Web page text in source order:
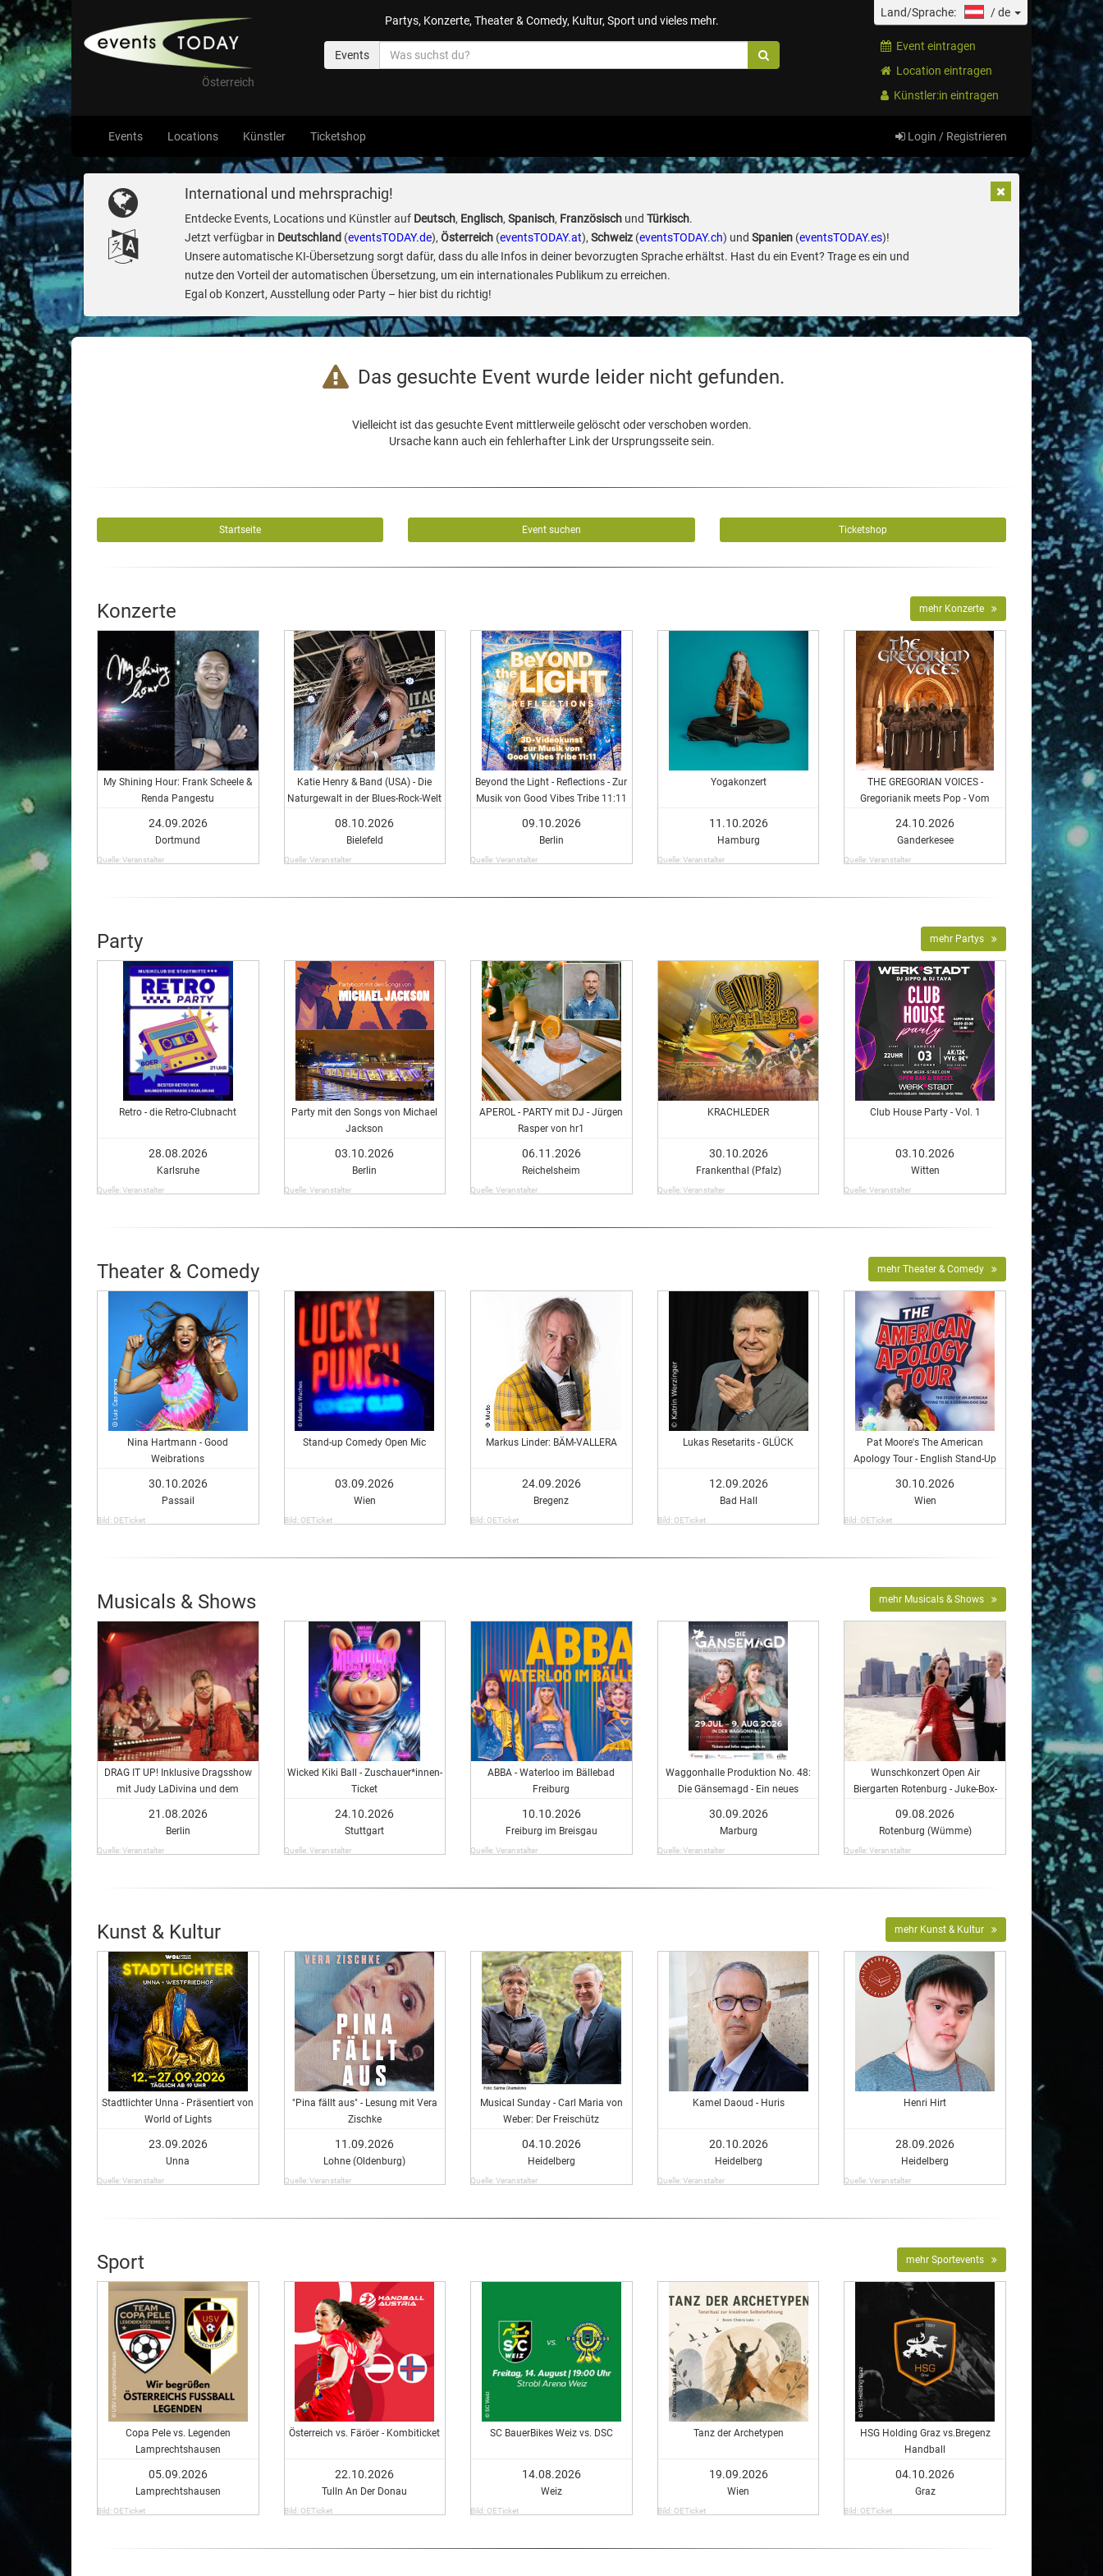
Österreich
Partys, Konzerte, Theater & Comedy, Kultur, Sport und vieles mehr.
Events
Land/Sprache: /de
Event eintragen
Location eintragen
Künstler:in eintragen
Events Locations Künstler Ticketshop Login / Registrieren
International und mehrsprachig!
Entdecke Events, Locations und Künstler auf Deutsch, Englisch, Spanisch, Französischund Türkisch.
Jetzt verfügbar in Deutschland (eventsTODAY.de), Österreich(eventsTODAY.at), Schweiz(eventsTODAY.ch) und Spanien(eventsTODAY.es)!
Unsere automatische KI-Übersetzung sorgt dafür, dass du alle Infos in deiner bevorzugten Sprache erhältst. Hast du ein Event? Trage es ein und
nutze den Vorteil der automatischen Übersetzung, um ein internationales Publikum zu erreichen.
Egal ob Konzert, Ausstellung oder Party – hier bist du richtig!
Das gesuchte Event wurde leider nicht gefunden.
Vielleicht ist das gesuchte Event mittlerweile gelöscht oder verschoben worden.
Ursache kann auch ein fehlerhafter Link der Ursprungsseite sein.
Startseite Event suchen Ticketshop
Konzerte mehr Konzerte
My Shining Hour: Frank Scheele &
Renda Pangestu
24.09.2026
Dortmund
Quelle: Veranstalter
Katie Henry & Band (USA) - Die
Naturgewalt in der Blues-Rock-Welt
08.10.2026
Bielefeld
Quelle: Veranstalter
Beyond the Light - Reflections - Zur
Musik von Good Vibes Tribe 11:11
09.10.2026
Berlin
Quelle: Veranstalter
Yogakonzert
11.10.2026
Hamburg
Quelle: Veranstalter
THE GREGORIAN VOICES -
Gregorianik meets Pop - Vom
24.10.2026
Ganderkesee
Quelle: Veranstalter
Party mehr Partys
Retro - die Retro-Clubnacht
28.08.2026
Karlsruhe
Quelle: Veranstalter
Party mit den Songs von Michael
Jackson
03.10.2026
Berlin
Quelle: Veranstalter
APEROL - PARTY mit DJ - Jürgen
Rasper von hr1
06.11.2026
Reichelsheim
Quelle: Veranstalter
KRACHLEDER
30.10.2026
Frankenthal (Pfalz)
Quelle: Veranstalter
Club House Party - Vol. 1
03.10.2026
Witten
Quelle: Veranstalter
Theater & Comedy mehr Theater & Comedy
Nina Hartmann - Good
Weibrations
30.10.2026
Passail
Bild: OETicket
Stand-up Comedy Open Mic
03.09.2026
Wien
Bild: OETicket
Markus Linder: BÄM-VALLERA
24.09.2026
Bregenz
Bild: OETicket
Lukas Resetarits - GLÜCK
12.09.2026
Bad Hall
Bild: OETicket
Pat Moore's The American
Apology Tour - English Stand-Up
30.10.2026
Wien
Bild: OETicket
Musicals & Shows mehr Musicals & Shows
DRAG IT UP! Inklusive Dragsshow
mit Judy LaDivina und dem
21.08.2026
Berlin
Quelle: Veranstalter
Wicked Kiki Ball - Zuschauer*innen-
Ticket
24.10.2026
Stuttgart
Quelle: Veranstalter
ABBA - Waterloo im Bällebad
Freiburg
10.10.2026
Freiburg im Breisgau
Quelle: Veranstalter
Waggonhalle Produktion No. 48:
Die Gänsemagd - Ein neues
30.09.2026
Marburg
Quelle: Veranstalter
Wunschkonzert Open Air
Biergarten Rotenburg - Juke-Box-
Pop
09.08.2026
Rotenburg (Wümme)
Quelle: Veranstalter
Kunst & Kultur mehr Kunst & Kultur
Stadtlichter Unna - Präsentiert von
World of Lights
23.09.2026
Unna
Quelle: Veranstalter
"Pina fällt aus" - Lesung mit Vera
Zischke
11.09.2026
Lohne (Oldenburg)
Quelle: Veranstalter
Musical Sunday - Carl Maria von
Weber: Der Freischütz
04.10.2026
Heidelberg
Quelle: Veranstalter
Kamel Daoud - Huris
20.10.2026
Heidelberg
Quelle: Veranstalter
Henri Hirt
28.09.2026
Heidelberg
Quelle: Veranstalter
Sport mehr Sportevents
Copa Pele vs. Legenden
Lamprechtshausen
05.09.2026
Lamprechtshausen
Bild: OETicket
Österreich vs. Färöer - Kombiticket
22.10.2026
Tulln An Der Donau
Bild: OETicket
SC BauerBikes Weiz vs. DSC
14.08.2026
Weiz
Bild: OETicket
Tanz der Archetypen
19.09.2026
Wien
Bild: OETicket
HSG Holding Graz vs.Bregenz
Handball
04.10.2026
Graz
Bild: OETicket